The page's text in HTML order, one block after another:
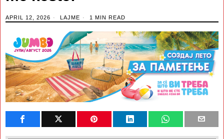
APRIL 12, 2026 LAJME 1 MIN READ